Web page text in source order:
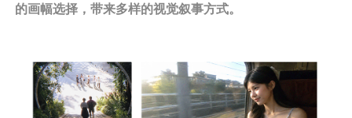
的画幅选择，带来多样的视觉叙事方式。